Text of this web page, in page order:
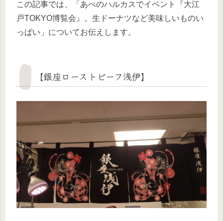
この記事では、「あべのハルカスでイベント『大江
戸TOKYO博覧会』。生ドーナツなど美味しいものい
っぱい」についてお伝えします。
【銀座ローストビーフ浅伊】